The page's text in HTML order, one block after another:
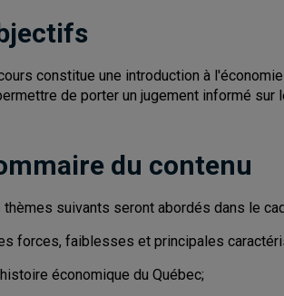
constitue une introduction à
de porter un jugement informé
du contenu
thèmes suivants seront abordés dans le
forces, faiblesses et principales
économique du Québec;